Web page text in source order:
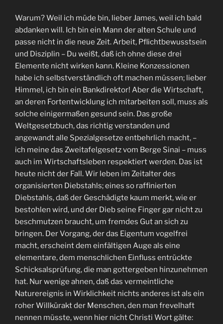
Warum? Weil ich müde bin, lieber James, weil ich bald
abdanken will. Ich bin ein Mann der alten Schule und
passe nicht in die neue Zeit. Arbeit, Pflichtbewusstsein
und Disziplin – Du weißt, daß ich ohne diese drei
Elemente nicht wirken kann. Kleine Konzessionen
habe ich selbstverständlich oft machen müssen; lieber
Himmel, ich bin ein Bankdirektor! Aber die Wirtschaft,
an deren Fortentwicklung ich mitarbeiten soll, muss als
solche einigermaßen gesund sein. Das große
Weltgesetzbuch, das richtig verstanden und
angewandt alle Spezialgesetze entbehrlich macht, –
ich meine das Zweitafelgesetz vom Berge Sinai – muss
auch im Wirtschaftsleben respektiert werden. Das ist
heute nicht der Fall. Wir leben im Zeitalter des
organisierten Diebstahls; eines so raffinierten
Diebstahls, daß der Geschädigte kaum merkt, wie er
bestohlen wird, und der Dieb seine Finger gar nicht zu
beschmutzen braucht, um fremdes Gut an sich zu
bringen. Der Vorgang, der das Eigentum vogelfrei
macht, erscheint dem einfältigen Auge als eine
elementare, dem menschlichen Einfluss entrückte
Schicksalsprüfung, die man gottergeben hinzunehmen
hat. Nur wenige ahnen, daß das vermeintliche
Naturereignis in Wirklichkeit nichts anderes ist als ein
roher Willkürakt der Menschen, den man frevelhaft
nennen müsste, wenn hier nicht Christi Wort gälte: